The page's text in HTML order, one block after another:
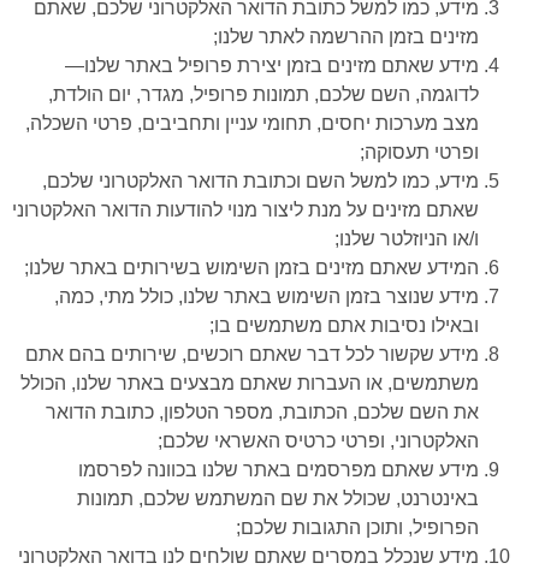
מידע, כמו למשל כתובת הדואר האלקטרוני שלכם, שאתם
מזינים בזמן ההרשמה לאתר שלנו;
מידע שאתם מזינים בזמן יצירת פרופיל באתר שלנו—
לדוגמה, השם שלכם, תמונות פרופיל, מגדר, יום הולדת,
מצב מערכות יחסים, תחומי עניין ותחביבים, פרטי השכלה,
ופרטי תעסוקה;
מידע, כמו למשל השם וכתובת הדואר האלקטרוני שלכם,
שאתם מזינים על מנת ליצור מנוי להודעות הדואר האלקטרוני
ו/או הניוזלטר שלנו;
המידע שאתם מזינים בזמן השימוש בשירותים באתר שלנו;
מידע שנוצר בזמן השימוש באתר שלנו, כולל מתי, כמה,
ובאילו נסיבות אתם משתמשים בו;
מידע שקשור לכל דבר שאתם רוכשים, שירותים בהם אתם
משתמשים, או העברות שאתם מבצעים באתר שלנו, הכולל
את השם שלכם, הכתובת, מספר הטלפון, כתובת הדואר
האלקטרוני, ופרטי כרטיס האשראי שלכם;
מידע שאתם מפרסמים באתר שלנו בכוונה לפרסמו
באינטרנט, שכולל את שם המשתמש שלכם, תמונות
הפרופיל, ותוכן התגובות שלכם;
מידע שנכלל במסרים שאתם שולחים לנו בדואר האלקטרוני